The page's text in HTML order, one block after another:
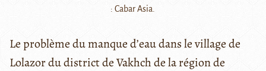
: Cabar Asia.
Le problème du manque d’eau dans le village de
Lolazor du district de Vakhch de la région de